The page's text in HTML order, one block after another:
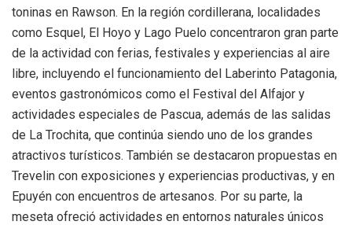
toninas en Rawson. En la región cordillerana, localidades
como Esquel, El Hoyo y Lago Puelo concentraron gran parte
de la actividad con ferias, festivales y experiencias al aire
libre, incluyendo el funcionamiento del Laberinto Patagonia,
eventos gastronómicos como el Festival del Alfajor y
actividades especiales de Pascua, además de las salidas
de La Trochita, que continúa siendo uno de los grandes
atractivos turísticos. También se destacaron propuestas en
Trevelin con exposiciones y experiencias productivas, y en
Epuyén con encuentros de artesanos. Por su parte, la
meseta ofreció actividades en entornos naturales únicos